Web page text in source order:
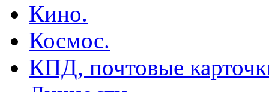
Кино.
Космос.
КПД, почтовые